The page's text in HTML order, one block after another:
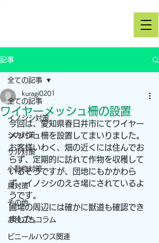
記事
全ての記事
イノシシ対策
シカ対策
サル対策
小動物対策
鳥対策
その他
お役立ちコラム
ビニールハウス関連
全ての記事
ワイヤーメッシュ柵の設置
kuragi0201
今回は、愛知県春日井市にてワイヤー
メッシュ柵を設置してまいりました。
お客様いわく、畑の近くには住んでお
らず、定期的に訪れて作物を収穫して
いるそうですが、団地にもかかわら
ず、イノシシのえさ場にされているよ
うです。
圃場の周辺には確かに獣道も確認でき
ました。